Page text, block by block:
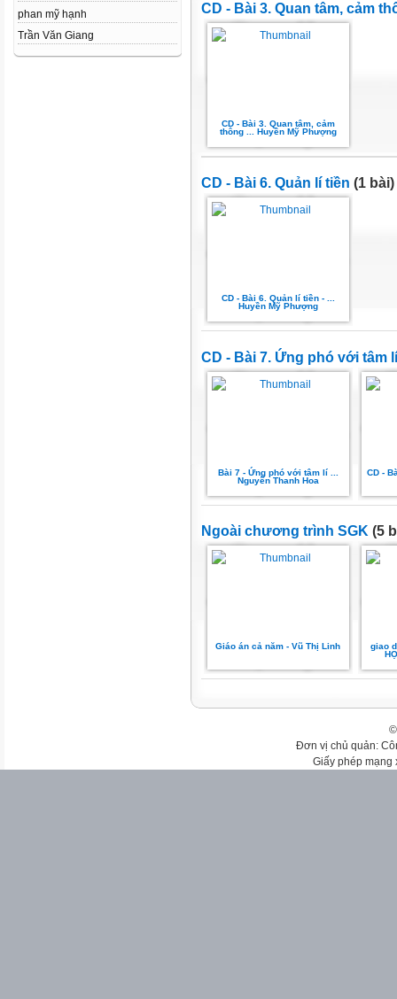
phan mỹ hạnh
Trần Văn Giang
CD - Bài 3. Quan tâm, cảm
CD - Bài 3. Quan tâm, cảm
thông ... Huyền Mỹ Phượng
CD - Bài 6. Quản lí tiền (1 bài)
CD - Bài 6. Quản lí tiền - ...
Huyền Mỹ Phượng
CD - Bài 7. Ứng phó với tâm
Bài 7 - Ứng phó với tâm lí ...
Nguyễn Thanh Hoa
CD -
Ngoài chương trình SGK (5
Giáo án cả năm - Vũ Thị Linh
giao
Đơn vị chủ quản:
Giấy phép mạng